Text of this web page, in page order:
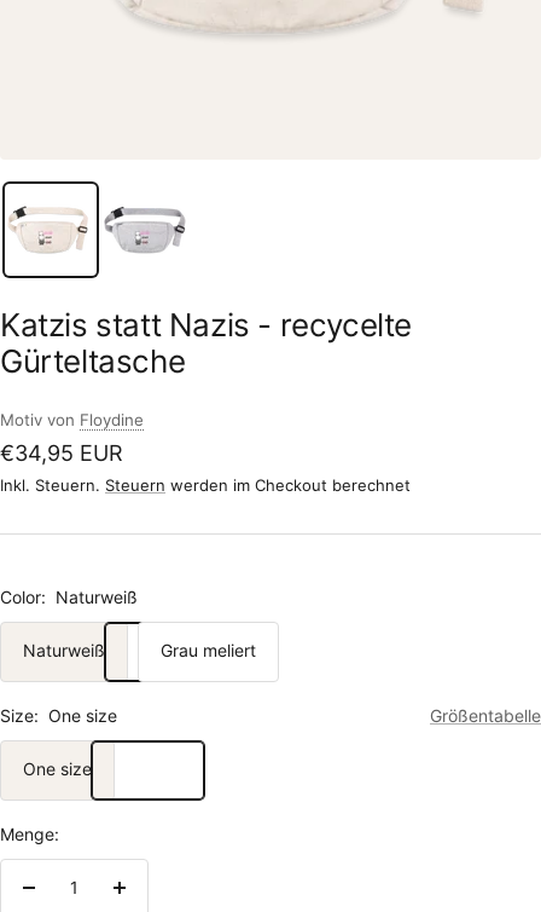
Katzis statt Nazis - recycelte
Gürteltasche
Motiv von Floydine
Angebotspreis
€34,95 EUR
Inkl. Steuern. Steuern werden im Checkout berechnet
Color: Naturweiß
Naturweiß Grau meliert
Size: One size Größentabelle
One size
Menge:
Menge
Menge